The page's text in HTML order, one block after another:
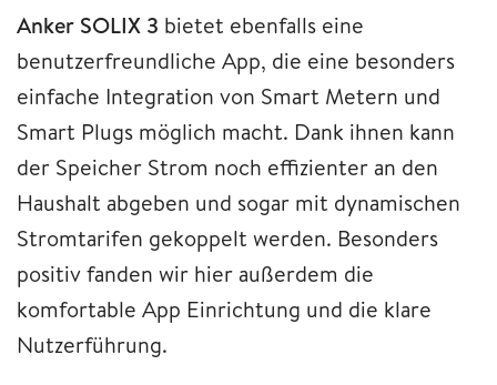
Anker SOLIX 3 bietet ebenfalls eine
benutzerfreundliche App, die eine besonders
einfache Integration von Smart Metern und
Smart Plugs möglich macht. Dank ihnen kann
der Speicher Strom noch effizienter an den
Haushalt abgeben und sogar mit dynamischen
Stromtarifen gekoppelt werden. Besonders
positiv fanden wir hier außerdem die
komfortable App Einrichtung und die klare
Nutzerführung.